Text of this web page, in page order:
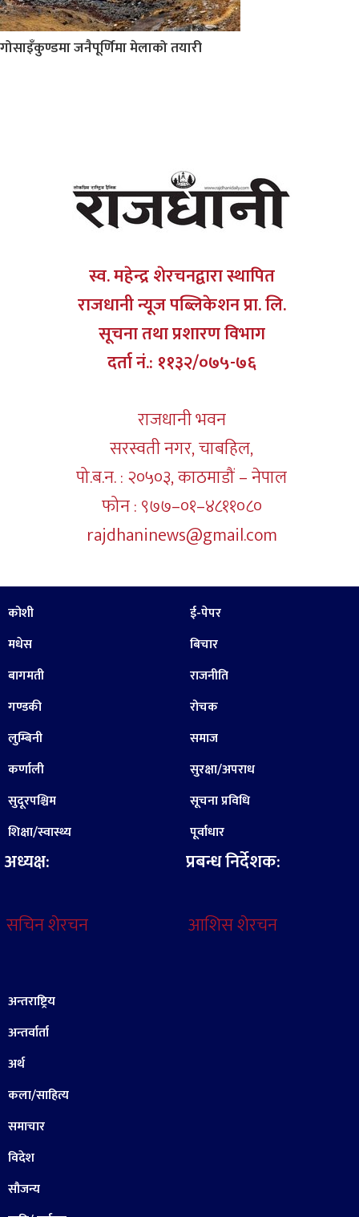
गोसाइँकुण्डमा जनैपूर्णिमा मेलाको तयारी
स्व. महेन्द्र शेरचनद्वारा स्थापित
राजधानी न्यूज पब्लिकेशन प्रा. लि.
सूचना तथा प्रशारण विभाग
दर्ता नं.: ११३२/०७५-७६
राजधानी भवन
सरस्वती नगर, चाबहिल,
पो.ब.न. : २०५०३, काठमाडौं – नेपाल
फोन : ९७७–०१–४८११०८०
rajdhaninews@gmail.com
कोशी
मधेस
बागमती
गण्डकी
लुम्बिनी
कर्णाली
सुदूरपश्चिम
शिक्षा/स्वास्थ्य
अध्यक्ष:
सचिन शेरचन
ई-पेपर
बिचार
राजनीति
रोचक
समाज
सुरक्षा/अपराध
सूचना प्रविधि
पूर्वाधार
प्रबन्ध निर्देशक:
आशिस शेरचन
अन्तराष्ट्रिय
अन्तर्वार्ता
अर्थ
कला/साहित्य
समाचार
विदेश
सौजन्य